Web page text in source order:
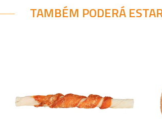
TAMBÉM PODERÁ